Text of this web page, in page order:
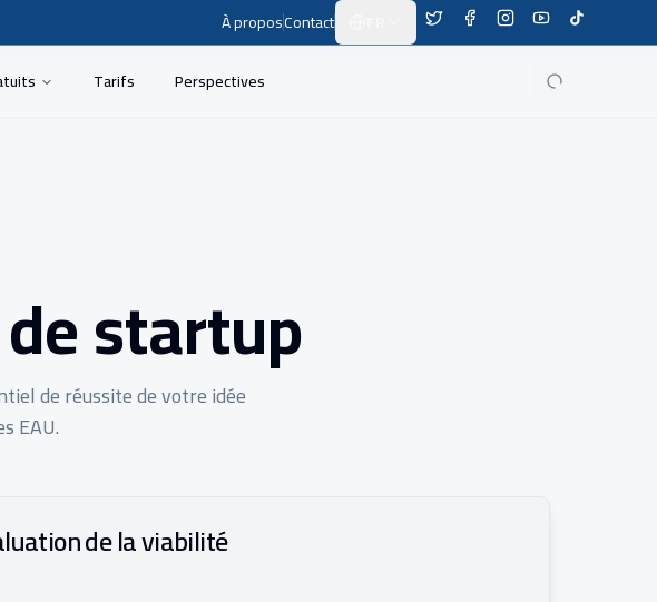
À proposContact
Switch Language
Tarifs Perspectives
startup
de réussite de votre idée
EAU.
de la viabilité